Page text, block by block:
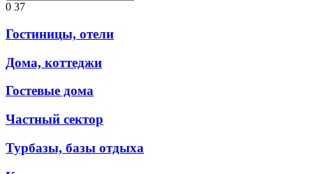
0 37
Гостиницы, отели
Дома, коттеджи
Гостевые дома
Частный сектор
Турбазы, базы отдыха